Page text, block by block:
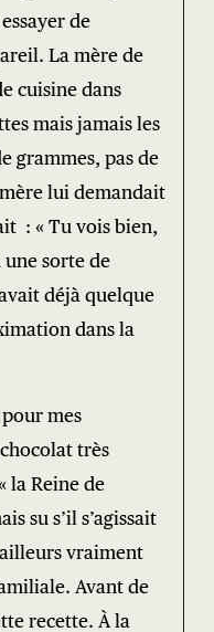
de
La mère de
cuisine dans
mais jamais les
grammes, pas de
lui demandait
: « Tu vois bien,
une sorte de
déjà quelque
dans la
mes
très
la Reine de
su s’il s’agissait
vraiment
Avant de
recette. À la